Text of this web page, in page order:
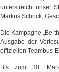
unterstreicht unser
Markus Schrick,
Die Kampagne „Be
Ausgabe der
offiziellen Teambus-
Bis zum 30.